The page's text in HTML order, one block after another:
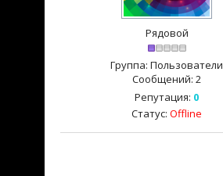
Рядовой
Группа: Пользователи
Сообщений: 2
Репутация: 0
Статус: Offline